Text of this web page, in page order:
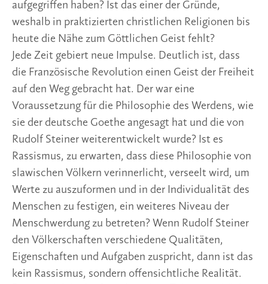
aufgegriffen haben? Ist das einer der Gründe,
weshalb in praktizierten christlichen Religionen bis
heute die Nähe zum Göttlichen Geist fehlt?
Jede Zeit gebiert neue Impulse. Deutlich ist, dass
die Französische Revolution einen Geist der Freiheit
auf den Weg gebracht hat. Der war eine
Voraussetzung für die Philosophie des Werdens, wie
sie der deutsche Goethe angesagt hat und die von
Rudolf Steiner weiterentwickelt wurde? Ist es
Rassismus, zu erwarten, dass diese Philosophie von
slawischen Völkern verinnerlicht, verseelt wird, um
Werte zu auszuformen und in der Individualität des
Menschen zu festigen, ein weiteres Niveau der
Menschwerdung zu betreten? Wenn Rudolf Steiner
den Völkerschaften verschiedene Qualitäten,
Eigenschaften und Aufgaben zuspricht, dann ist das
kein Rassismus, sondern offensichtliche Realität.